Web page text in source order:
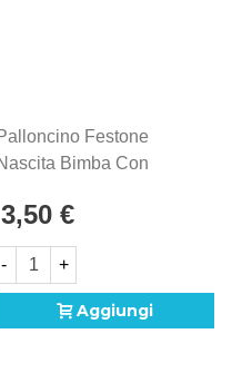
Festone
Bimba Con
(99cm), 1pz.
3,50 €
- +
Aggiungi